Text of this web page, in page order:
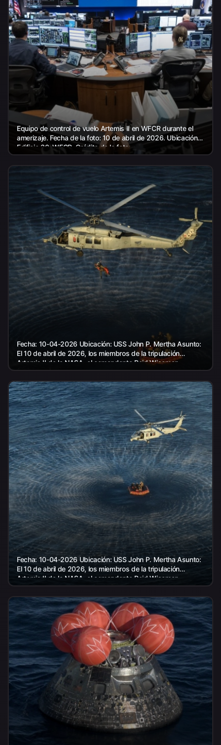
Equipo de control de vuelo Artemis II en WFCR durante el
amerizaje. Fecha de la foto: 10 de abril de 2026. Ubicación:
Edificio 30, WFCR. Crédito de la foto:...
Fecha: 10-04-2026 Ubicación: USS John P. Mertha Asunto:
El 10 de abril de 2026, los miembros de la tripulación
Artemis II de la NASA, el comandante Reid Wiseman,...
Fecha: 10-04-2026 Ubicación: USS John P. Mertha Asunto:
El 10 de abril de 2026, los miembros de la tripulación
Artemis II de la NASA, el comandante Reid Wiseman,...